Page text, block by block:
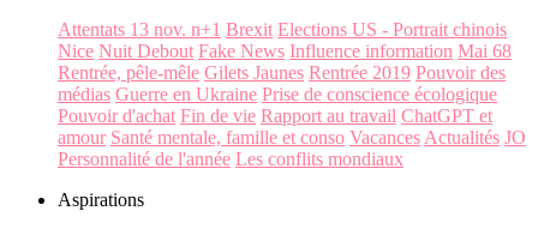
Attentats 13 nov. n+1 Brexit Elections US - Portrait chinois
Nice Nuit Debout Fake News Influence information Mai 68
Rentrée, pêle-mêle Gilets Jaunes Rentrée 2019 Pouvoir des
médias Guerre en Ukraine Prise de conscience écologique
Pouvoir d'achat Fin de vie Rapport au travail ChatGPT et
amour Santé mentale, famille et conso Vacances Actualités JO
Personnalité de l'année Les conflits mondiaux
Aspirations